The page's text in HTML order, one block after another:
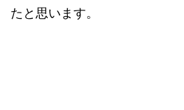
たと思います。